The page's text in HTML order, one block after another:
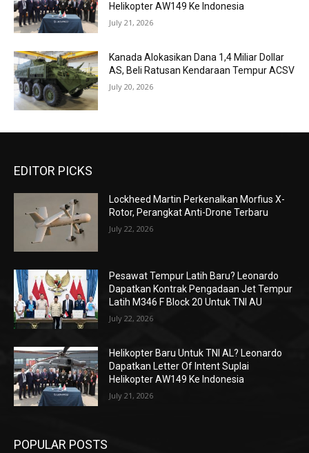
Helikopter AW149 Ke Indonesia
July 21, 2026
Kanada Alokasikan Dana 1,4 Miliar Dollar
AS, Beli Ratusan Kendaraan Tempur ACSV
July 20, 2026
EDITOR PICKS
Lockheed Martin Perkenalkan Morfius X-
Rotor, Perangkat Anti-Drone Terbaru
July 22, 2026
Pesawat Tempur Latih Baru? Leonardo
Dapatkan Kontrak Pengadaan Jet Tempur
Latih M346 F Block 20 Untuk TNI AU
July 22, 2026
Helikopter Baru Untuk TNI AL? Leonardo
Dapatkan Letter Of Intent Suplai
Helikopter AW149 Ke Indonesia
July 21, 2026
POPULAR POSTS